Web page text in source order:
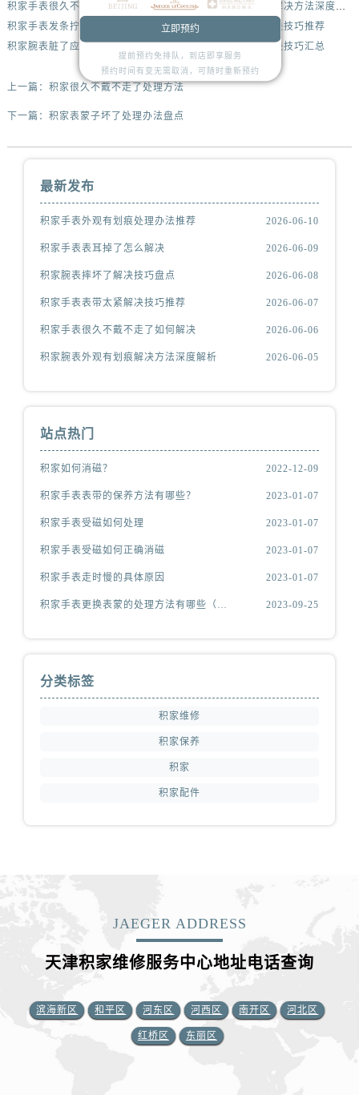
积家手表很久不戴不走了如何解决
积家腕表外观有划痕解决方法深度解析
积家手表发条拧反了处理办法推荐
积家腕表表针掉了解决技巧推荐
积家腕表脏了应该咋解决
积家手表表带掉色解决技巧汇总
上一篇： 积家很久不戴不走了处理方法
下一篇： 积家表蒙子坏了处理办法盘点
最新发布
积家手表外观有划痕处理办法推荐 2026-06-10
积家手表表耳掉了怎么解决 2026-06-09
积家腕表摔坏了解决技巧盘点 2026-06-08
积家手表表带太紧解决技巧推荐 2026-06-07
积家手表很久不戴不走了如何解决 2026-06-06
积家腕表外观有划痕解决方法深度解析 2026-06-05
站点热门
积家如何消磁？ 2022-12-09
积家手表表带的保养方法有哪些？ 2023-01-07
积家手表受磁如何处理 2023-01-07
积家手表受磁如何正确消磁 2023-01-07
积家手表走时慢的具体原因 2023-01-07
积家手表更换表蒙的处理方法有哪些（积家更换表蒙处理方法是什么） 2023-09-25
分类标签
积家维修
积家保养
积家
积家配件
JAEGER ADDRESS
天津积家维修服务中心地址电话查询
滨海新区 和平区 河东区 河西区 南开区 河北区
红桥区 东丽区
立即预约
提前预约免排队，到店即享服务
预约时间有变无需取消，可随时重新预约